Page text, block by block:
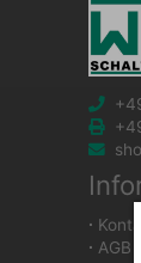
∙
∙ AGB